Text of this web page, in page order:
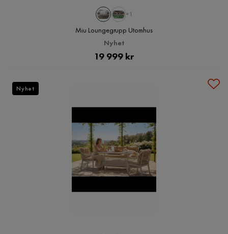
+1
Miu Loungegrupp Utomhus
Nyhet
Pris
19 999 kr
Nyhet